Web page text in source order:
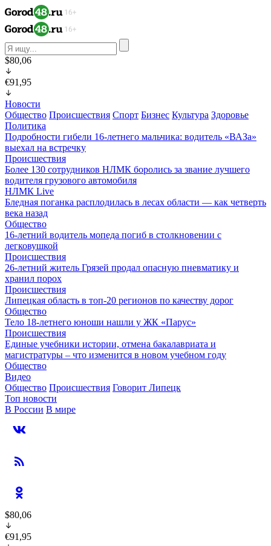
$80,06
€91,95
Новости
Общество Происшествия Спорт Бизнес Культура Здоровье
Политика
Подробности гибели 16-летнего мальчика: водитель «ВАЗа»
выехал на встречку
Происшествия
Более 130 сотрудников НЛМК боролись за звание лучшего
водителя грузового автомобиля
НЛМК Live
Бледная поганка расплодилась в лесах области — как четверть
века назад
Общество
16-летний водитель мопеда погиб в столкновении с
легковушкой
Происшествия
26-летний житель Грязей продал опасную пневматику и
хранил порох
Происшествия
Липецкая область в топ-20 регионов по качеству дорог
Общество
Тело 18-летнего юноши нашли у ЖК «Парус»
Происшествия
Единые учебники истории, отмена бакалавриата и
магистратуры – что изменится в новом учебном году
Общество
Видео
Общество Происшествия Говорит Липецк
Топ новости
В России В мире
$80,06
€91,95